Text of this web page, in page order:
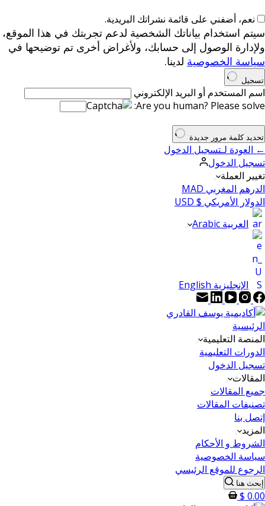
نعم، أضفني على قائمة نشراتك البريدية.
سيتم استخدام بياناتك الشخصية لدعم تجربتك في هذا الموقع،
ولإدارة الوصول إلى حسابك، ولأغراض أخرى تم توضيحها في
سياسة الخصوصية لدينا.
تسجيل
اسم المستخدم أو البريد الإلكتروني
Are you human? Please solve:
تحديد كلمة مرور جديدة
← العودة لـتسجيل الدخول
تسجيل الدخول
تغيير العملة
الدرهم المغربي MAD
الدولار الأمريكي $ USD
العربية Arabic
الإنجليزية English
الرئيسية
المنصة التعليمية
الدورات التعليمية
تسجيل الدخول
المقالات
جميع المقالات
تصنيفات المقالات
إتصل بنا
المزيد
الشروط و الأحكام
سياسة الخصوصية
الرجوع للموقع الرئيسي
إبحث هنا
0.00
$